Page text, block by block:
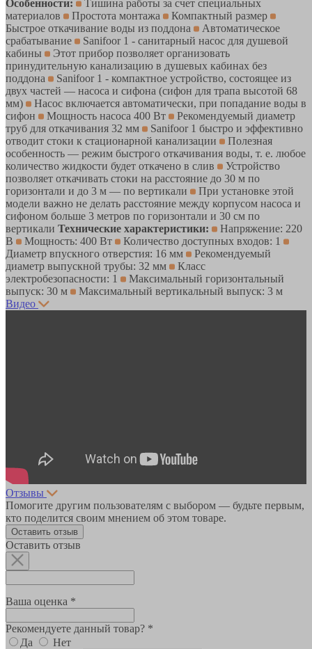
Особенности:
Тишина работы за счет специальных
материалов
Простота монтажа
Компактный размер
Быстрое откачивание воды из поддона
Автоматическое
срабатывание
Sanifoor 1 - санитарный насос для душевой
кабины
Этот прибор позволяет организовать
принудительную канализацию в душевых кабинах без
поддона
Sanifoor 1 - компактное устройство, состоящее из
двух частей — насоса и сифона (сифон для трапа высотой 68
мм)
Насос включается автоматически, при попадание воды в
сифон
Мощность насоса 400 Вт
Рекомендуемый диаметр
труб для откачивания 32 мм
Sanifoor 1 быстро и эффективно
отводит стоки к стационарной канализации
Полезная
особенность — режим быстрого откачивания воды, т. е. любое
количество жидкости будет откачено в слив
Устройство
позволяет откачивать стоки на расстояние до 30 м по
горизонтали и до 3 м — по вертикали
При установке этой
модели важно не делать расстояние между корпусом насоса и
сифоном больше 3 метров по горизонтали и 30 см по
вертикали Технические характеристики:
Напряжение: 220
В
Мощность: 400 Вт
Количество доступных входов: 1
Диаметр впускного отверстия: 16 мм
Рекомендуемый
диаметр выпускной трубы: 32 мм
Класс
электробезопасности: 1
Максимальный горизонтальный
выпуск: 30 м
Максимальный вертикальный выпуск: 3 м
Видео
Отзывы
Помогите другим пользователям с выбором — будьте первым,
кто поделится своим мнением об этом товаре.
Оставить отзыв
Оставить отзыв
Ваша оценка *
Рекомендуете данный товар? *
Да
Нет